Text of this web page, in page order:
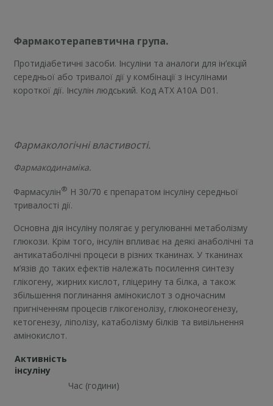
Фармакотерапевтична група.
Протидіабетичні засоби. Інсуліни та аналоги для ін’єкцій
середньої або тривалої дії у комбінації з інсулінами
короткої дії. Інсулін людський. Код АТХ А10А D01.
Фармакологічні властивості.
Фармакодинаміка.
Фармасулін® H 30/70 є препаратом інсуліну середньої
тривалості дії.
Основна дія інсуліну полягає у регулюванні метаболізму
глюкози. Крім того, інсулін впливає на деякі анаболічні та
антикатаболічні процеси в різних тканинах. У тканинах
м’язів до таких ефектів належать посилення синтезу
глікогену, жирних кислот, гліцерину та білка, а також
збільшення поглинання амінокислот з одночасним
пригніченням процесів глікогенолізу, глюконеогенезу,
кетогенезу, ліполізу, катаболізму білків та вивільнення
амінокислот.
Активність
інсуліну
Час (години)